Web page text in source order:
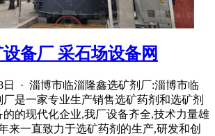
备厂 采石场设备网
日 · 淄博市临淄隆鑫选矿剂厂:淄博市临
是一家专业生产销售选矿药剂和选矿剂
的的现代化企业,我厂设备齐全,技术力量雄
来一直致力于选矿药剂的生产,研发和创